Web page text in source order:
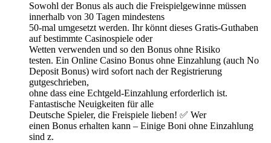
Sowohl der Bonus als auch die Freispielgewinne müssen
innerhalb von 30 Tagen mindestens
50-mal umgesetzt werden. Ihr könnt dieses Gratis-Guthaben
auf bestimmte Casinospiele oder
Wetten verwenden und so den Bonus ohne Risiko
testen. Ein Online Casino Bonus ohne Einzahlung (auch No
Deposit Bonus) wird sofort nach der Registrierung
gutgeschrieben,
ohne dass eine Echtgeld-Einzahlung erforderlich ist.
Fantastische Neuigkeiten für alle
Deutsche Spieler, die Freispiele lieben! ✅ Wer
einen Bonus erhalten kann – Einige Boni ohne Einzahlung
sind z.